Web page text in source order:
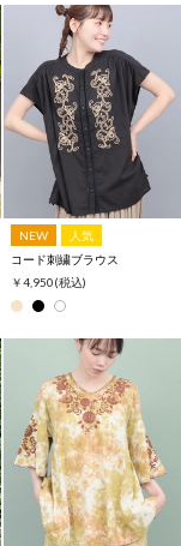
NEW
人気
コード刺繍ブラウス
￥4,950(税込)